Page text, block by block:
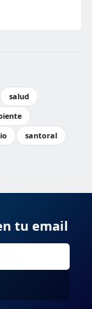
salud
santoral
tu email